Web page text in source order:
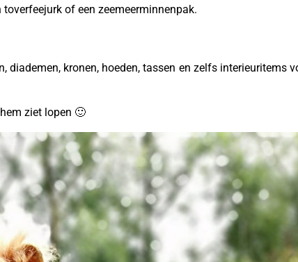
of een zeemeerminnenpak.
diademen, kronen, hoeden, tassen en zelfs interieuritems
ziet lopen 🙂